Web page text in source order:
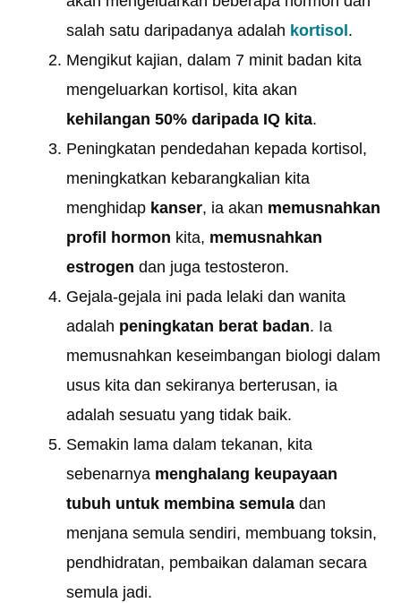
salah satu daripadanya adalah kortisol .
Mengikut kajian, dalam 7 minit badan kita
mengeluarkan kortisol, kita akan
kehilangan 50% daripada IQ kita.
Peningkatan pendedahan kepada kortisol,
meningkatkan kebarangkalian kita
menghidap kanser, ia akan memusnahkan
profil hormon kita, memusnahkan
estrogen dan juga testosteron.
Gejala-gejala ini pada lelaki dan wanita
adalah peningkatan berat badan. Ia
memusnahkan keseimbangan biologi dalam
usus kita dan sekiranya berterusan, ia
adalah sesuatu yang tidak baik.
Semakin lama dalam tekanan, kita
sebenarnya menghalang keupayaan
tubuh untuk membina semula dan
menjana semula sendiri, membuang toksin,
pendhidratan, pembaikan dalaman secara
semula jadi.